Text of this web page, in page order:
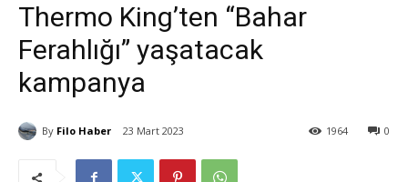
Thermo King’ten “Bahar
Ferahlığı” yaşatacak
kampanya
By Filo Haber 23 Mart 2023 0
1964